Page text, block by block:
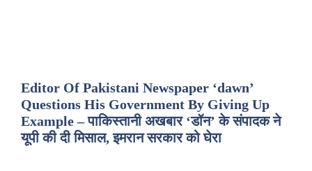
Editor Of Pakistani Newspaper ‘dawn’
Questions His Government By Giving Up
Example – पाकिस्तानी अखबार ‘डॉन’ के संपादक ने
यूपी की दी मिसाल, इमरान सरकार को घेरा